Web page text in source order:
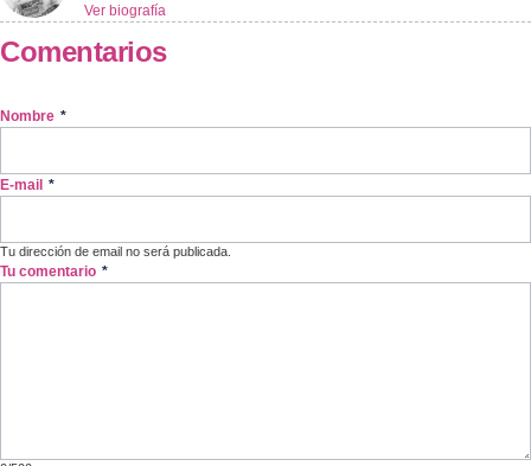
Ver biografía
Comentarios
Nombre *
E-mail *
Tu dirección de email no será publicada.
Tu comentario *